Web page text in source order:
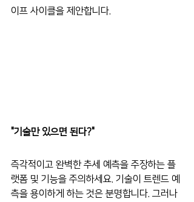
이프 사이클을 제안합니다.
"기술만 있으면 된다?"
즉각적이고 완벽한 추세 예측을 주장하는 플
랫폼 및 기능을 주의하세요. 기술이 트렌드 예
측을 용이하게 하는 것은 분명합니다. 그러나